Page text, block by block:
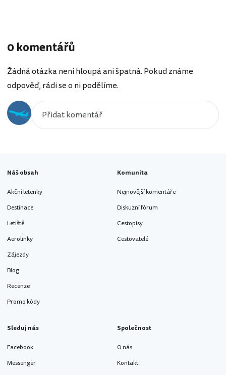
0 komentářů
Žádná otázka není hloupá ani špatná. Pokud známe
odpověď, rádi se o ni podělíme.
Náš obsah
Akční letenky
Destinace
Letiště
Aerolinky
Zájezdy
Blog
Recenze
Promo kódy
Komunita
Nejnovější komentáře
Diskuzní fórum
Cestopisy
Cestovatelé
Sleduj nás
Facebook
Messenger
Společnost
O nás
Kontakt